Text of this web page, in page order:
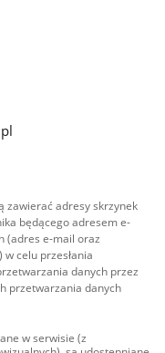
zawierać adresy skrzynek
będącego adresem e-
(adres e-mail oraz
celu przesłania
danych przez
przetwarzania danych
w serwisie (z